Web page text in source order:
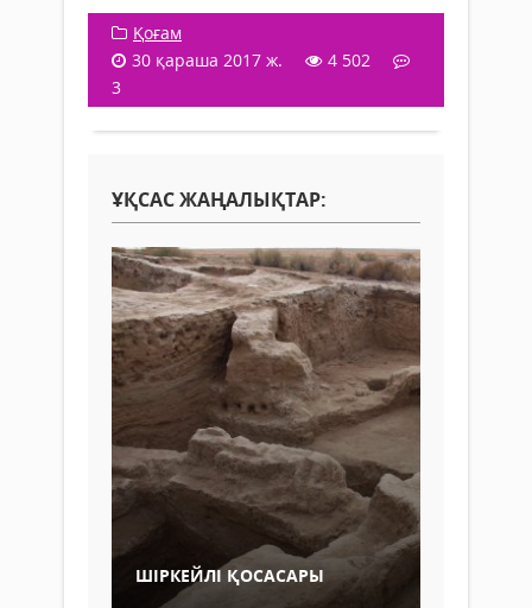
Қоғам
30 қараша 2017 ж.
4 502
3
ҰҚСАС ЖАҢАЛЫҚТАР:
ШІРКЕЙЛІ ҚОСАСАРЫ